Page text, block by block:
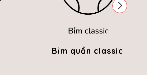
Bỉm quần classic